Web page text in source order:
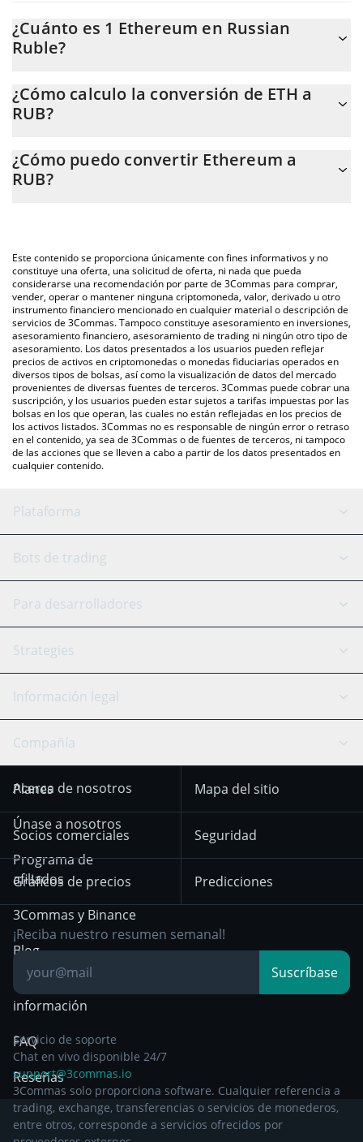
¿Cuánto es 1 Ethereum en Russian
Ruble?
En este momento, 1 Ethereum equivale a 156811 RUB.
¿Cómo calculo la conversión de ETH a
RUB?
fácilmente el precio de conversión de ETH a RUB. Solo necesitas
ingresar la cantidad de Ethereum en el campo correspondiente,
que se encuentra arriba para verificar el último precio de
Ethereum en las principales monedas fiduciarias y
criptomonedas.
¿Cómo puedo convertir Ethereum a
RUB?
otras.
Este contenido se proporciona únicamente con fines informativos y no
constituye una oferta, una solicitud de oferta, ni nada que pueda
considerarse una recomendación por parte de 3Commas para comprar,
vender, operar o mantener ninguna criptomoneda, valor, derivado u otro
instrumento financiero mencionado en cualquier material o descripción de
servicios de 3Commas. Tampoco constituye asesoramiento en inversiones,
asesoramiento financiero, asesoramiento de trading ni ningún otro tipo de
asesoramiento. Los datos presentados a los usuarios pueden reflejar
precios de activos en criptomonedas o monedas fiduciarias operados en
diversos tipos de bolsas, así como la visualización de datos del mercado
provenientes de diversas fuentes de terceros. 3Commas puede cobrar una
suscripción, y los usuarios pueden estar sujetos a tarifas impuestas por las
bolsas en los que operan, las cuales no están reflejadas en los precios de
los activos listados. 3Commas no es responsable de ningún error o retraso
en el contenido, ya sea de 3Commas o de fuentes de terceros, ni tampoco
de las acciones que se lleven a cabo a partir de los datos presentados en
cualquier contenido.
Plataforma
Bot GRID
Signal Bot
SmartTrade
TradingView
Bot de arbitraje
Señales de
criptomonedas
Exchanges
Asistente de IA
Bots de trading
Binance
Bitfinex
OKX
KuCoin
HTX
Bybit
Tether
Solana
BNB
Para desarrolladores
API Reference
Strategies
Scalping
Trend Following
Trading
Position Trading
Breakout Trading
Información legal
Aviso sobre cookies
hasta el 18 de
diciembre de 2025
Aviso de privacidad a
partir del 29 de
diciembre de 2024
Otra documentación
legal
Compañía
Acerca de nosotros
Únase a nosotros
Programa de
afiliados
3Commas y Binance
Blog
Centro de
información
FAQ
Reseñas
Planes
Socios comerciales
Gráficos de precios
Mapa del sitio
Seguridad
Predicciones
¡Reciba nuestro resumen semanal!
Suscríbase
Servicio de soporte
Chat en vivo disponible 24/7
support@3commas.io
3Commas solo proporciona software. Cualquier referencia a
trading, exchange, transferencias o servicios de monederos,
entre otros, corresponde a servicios ofrecidos por